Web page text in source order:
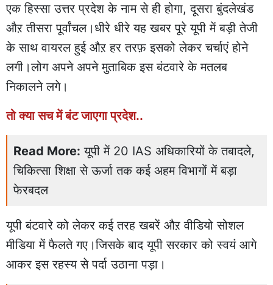
एक हिस्सा उत्तर प्रदेश के नाम से ही होगा, दूसरा बुंदलेखंड
औऱ तीसरा पूर्वांचल।धीरे धीरे यह खबर पूरे यूपी में बड़ी तेजी
के साथ वायरल हुई औऱ हर तरफ़ इसको लेकर चर्चाएं होने
लगी।लोग अपने अपने मुताबिक इस बंटवारे के मतलब
निकालने लगे।
तो क्या सच में बंट जाएगा प्रदेश..
Read More: यूपी में 20 IAS अधिकारियों के तबादले,
चिकित्सा शिक्षा से ऊर्जा तक कई अहम विभागों में बड़ा
फेरबदल
यूपी बंटवारे को लेकर कई तरह खबरें औऱ वीडियो सोशल
मीडिया में फैलते गए।जिसके बाद यूपी सरकार को स्वयं आगे
आकर इस रहस्य से पर्दा उठाना पड़ा।